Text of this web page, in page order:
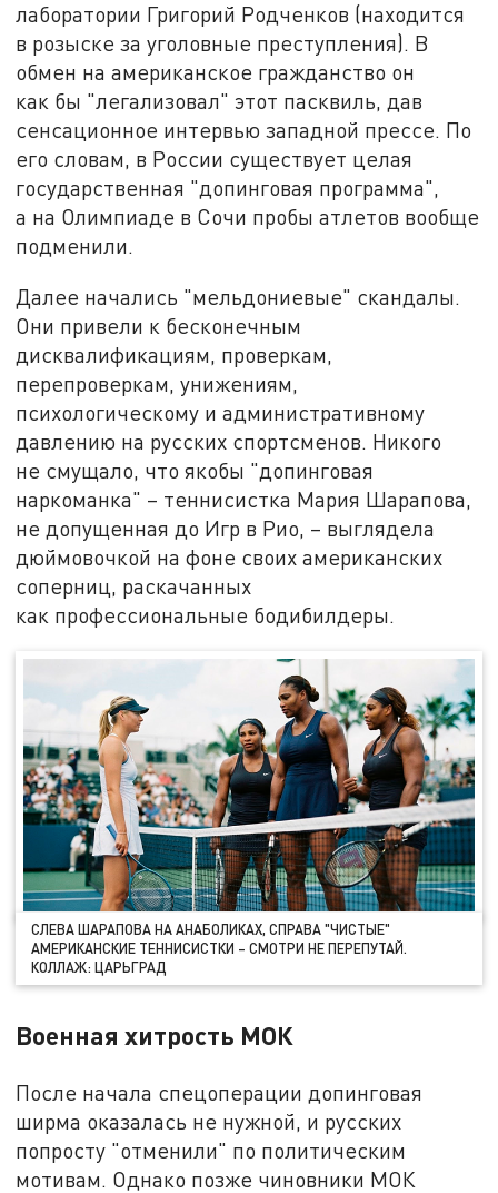
лаборатории Григорий Родченков (находится
в розыске за уголовные преступления). В
обмен на американское гражданство он
как бы "легализовал" этот пасквиль, дав
сенсационное интервью западной прессе. По
его словам, в России существует целая
государственная "допинговая программа",
а на Олимпиаде в Сочи пробы атлетов вообще
подменили.
Далее начались "мельдониевые" скандалы.
Они привели к бесконечным
дисквалификациям, проверкам,
перепроверкам, унижениям,
психологическому и административному
давлению на русских спортсменов. Никого
не смущало, что якобы "допинговая
наркоманка" – теннисистка Мария Шарапова,
не допущенная до Игр в Рио, – выглядела
дюймовочкой на фоне своих американских
соперниц, раскачанных
как профессиональные бодибилдеры.
СЛЕВА ШАРАПОВА НА АНАБОЛИКАХ, СПРАВА "ЧИСТЫЕ"
АМЕРИКАНСКИЕ ТЕННИСИСТКИ – СМОТРИ НЕ ПЕРЕПУТАЙ.
КОЛЛАЖ: ЦАРЬГРАД
Военная хитрость МОК
После начала спецоперации допинговая
ширма оказалась не нужной, и русских
попросту "отменили" по политическим
мотивам. Однако позже чиновники МОК